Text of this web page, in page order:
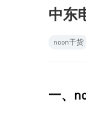
中东
noon干货